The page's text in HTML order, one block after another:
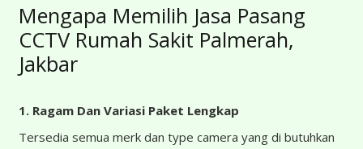
Mengapa Memilih Jasa Pasang
CCTV Rumah Sakit Palmerah,
Jakbar
1. Ragam Dan Variasi Paket Lengkap
Tersedia semua merk dan type camera yang di butuhkan